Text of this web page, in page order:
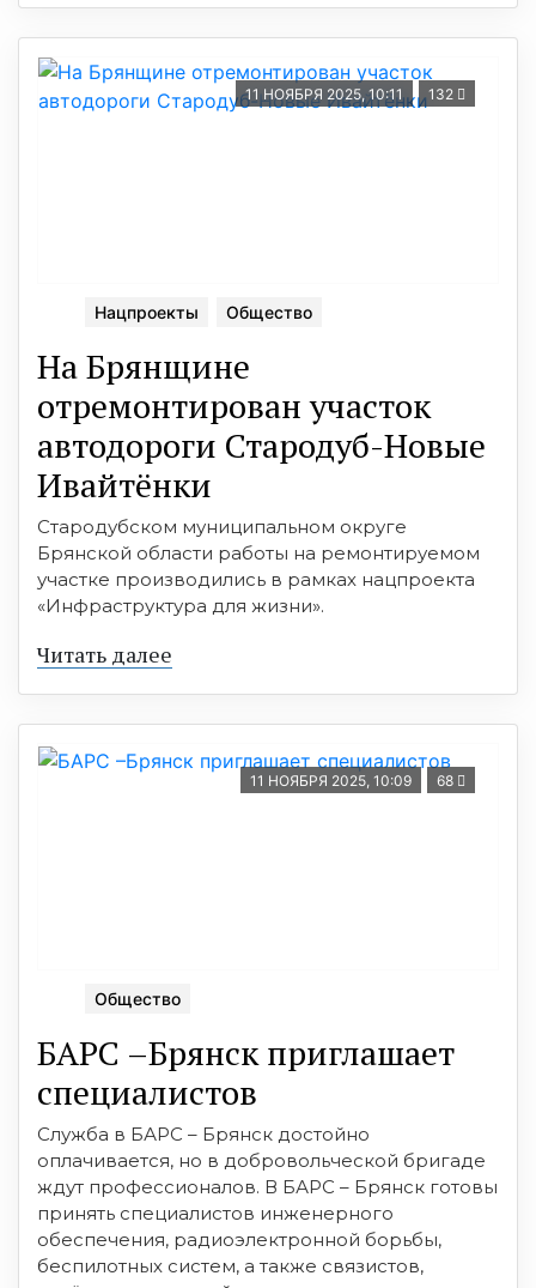
11 НОЯБРЯ 2025, 10:11 132
Нацпроекты Общество
На Брянщине
отремонтирован участок
автодороги Стародуб-Новые
Ивайтёнки
Стародубском муниципальном округе
Брянской области работы на ремонтируемом
участке производились в рамках нацпроекта
«Инфраструктура для жизни».
Читать далее
11 НОЯБРЯ 2025, 10:09 68
Общество
БАРС –Брянск приглашает
специалистов
Служба в БАРС – Брянск достойно
оплачивается, но в добровольческой бригаде
ждут профессионалов. В БАРС – Брянск готовы
принять специалистов инженерного
обеспечения, радиоэлектронной борьбы,
беспилотных систем, а также связистов,